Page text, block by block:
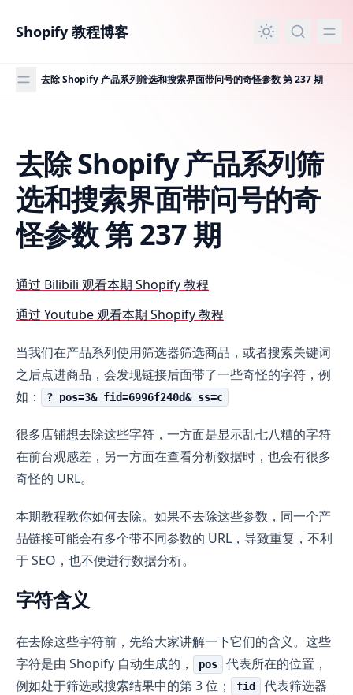
Shopify 教程博客
去除 Shopify 产品系列筛选和搜索界面带问号的奇怪参数 第 237 期
去除 Shopify 产品系列筛选和搜索界面带问号的奇怪参数 第
去除 Shopify 产品系列筛
选和搜索界面带问号的奇
怪参数 第 237 期
通过 Bilibili 观看本期 Shopify 教程
通过 Youtube 观看本期 Shopify 教程
当我们在产品系列使用筛选器筛选商品，或者搜索关键词
之后点进商品，会发现链接后面带了一些奇怪的字符，例
如：
?_pos=3&_fid=6996f240d&_ss=c
很多店铺想去除这些字符，一方面是显示乱七八糟的字符
在前台观感差，另一方面在查看分析数据时，也会有很多
奇怪的 URL。
本期教程教你如何去除。如果不去除这些参数，同一个产
品链接可能会有多个带不同参数的 URL，导致重复，不利
于 SEO，也不便进行数据分析。
字符含义
在去除这些字符前，先给大家讲解一下它们的含义。这些
字符是由 Shopify 自动生成的，
pos
代表所在的位置，
例如处于筛选或搜索结果中的第 3 位；
fid
代表筛选器